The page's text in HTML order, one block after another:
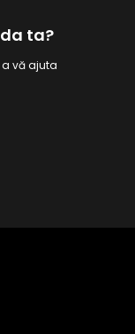
ta?
a vă ajuta